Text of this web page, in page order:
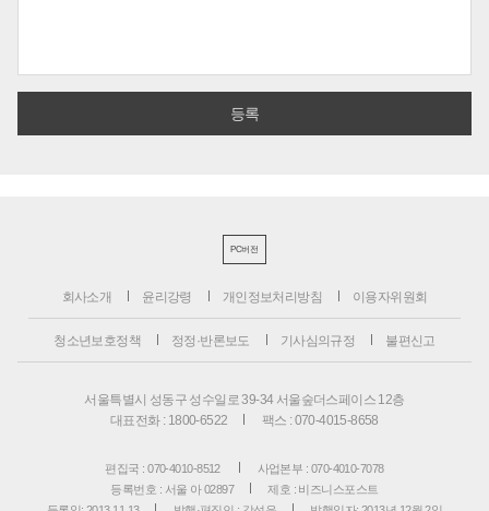
PC버전
회사소개 윤리강령 개인정보처리방침 이용자위원회
청소년보호정책 정정·반론보도 기사심의규정 불편신고
서울특별시 성동구 성수일로 39-34 서울숲더스페이스 12층
대표전화 : 1800-6522
팩스 : 070-4015-8658
편집국 : 070-4010-8512
사업본부 : 070-4010-7078
등록번호 : 서울 아 02897
제호 : 비즈니스포스트